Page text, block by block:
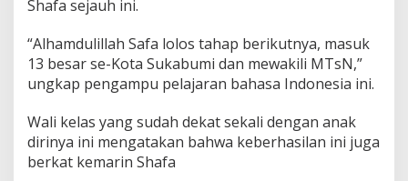
Shafa sejauh ini.
“Alhamdulillah Safa lolos tahap berikutnya, masuk
13 besar se-Kota Sukabumi dan mewakili MTsN,”
ungkap pengampu pelajaran bahasa Indonesia ini.
Wali kelas yang sudah dekat sekali dengan anak
dirinya ini mengatakan bahwa keberhasilan ini juga
berkat kemarin Shafa